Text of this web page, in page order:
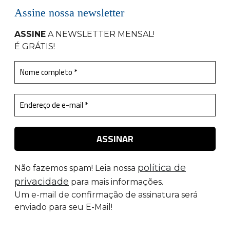
Assine nossa newsletter
ASSINE A NEWSLETTER MENSAL!
É GRÁTIS!
Não fazemos spam! Leia nossa política de
privacidade para mais informações.
Um e-mail de confirmação de assinatura será
enviado para seu E-Mail!